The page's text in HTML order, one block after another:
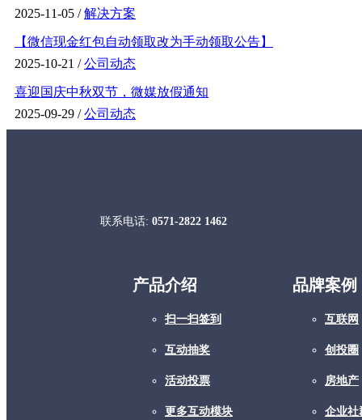
2025-11-05 /解决方案
【微信现金红包自动领取改为手动领取公告】
2025-10-21 /公司动态
喜迎国庆中秋双节，微媒放假通知
2025-09-29 /公司动态
联系电话: 0571-2822 1462
产品介绍
扫一扫签到
互动抽奖
活动投票
更多互动模块
品牌案例
互联网
创投圈
房地产
企业社